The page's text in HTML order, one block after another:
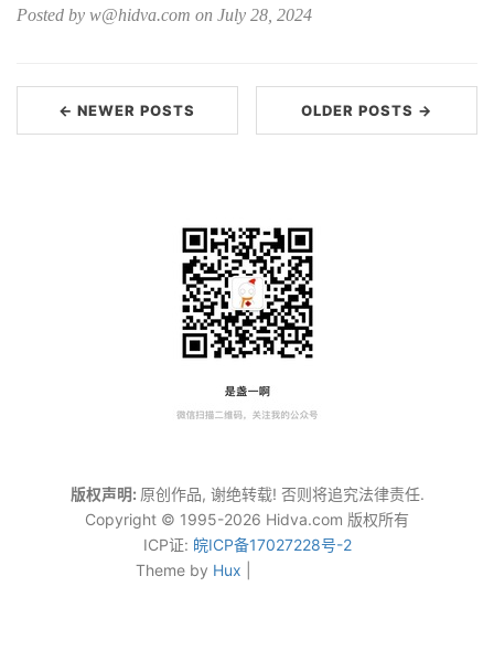
Posted by w@hidva.com on July 28, 2024
← NEWER POSTS OLDER POSTS →
版权声明: 原创作品, 谢绝转载! 否则将追究法律责任.
Copyright © 1995-2026 Hidva.com 版权所有
ICP证: 皖ICP备17027228号-2
Theme by Hux